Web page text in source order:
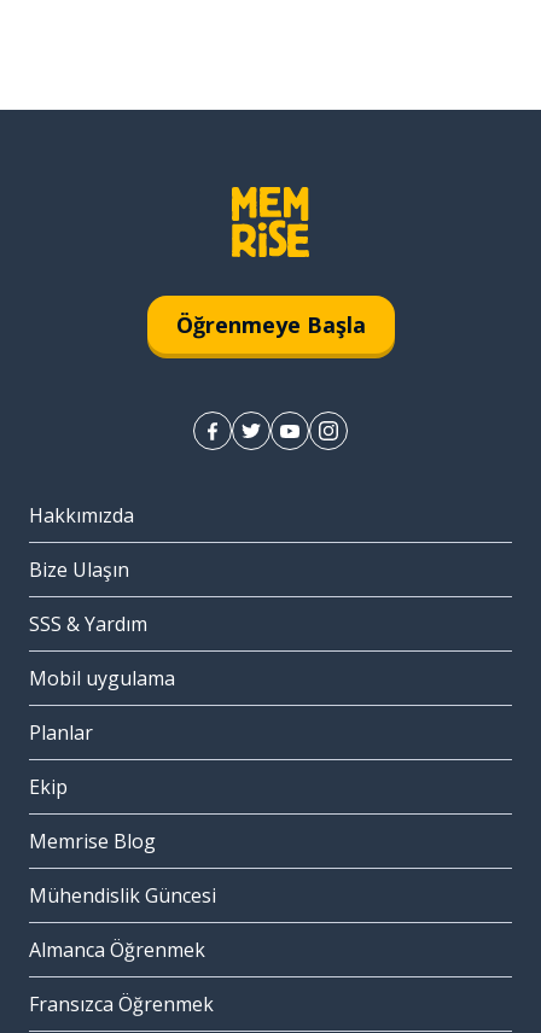
Öğrenmeye Başla
Hakkımızda
Bize Ulaşın
SSS & Yardım
Mobil uygulama
Planlar
Ekip
Memrise Blog
Mühendislik Güncesi
Almanca Öğrenmek
Fransızca Öğrenmek